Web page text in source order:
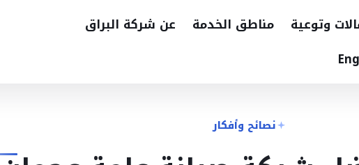
وتوعية مناطق الخدمة
عن شركة البراق
نصائح وأفكار